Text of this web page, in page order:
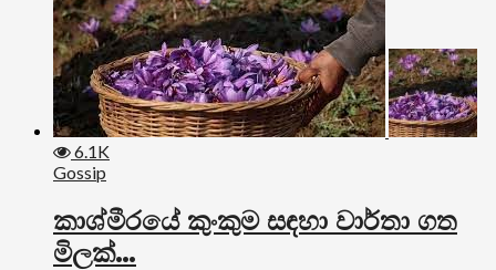
6.1K
Gossip
කාශ්මීරයේ කුංකුම සඳහා වාර්තා ගත
මිලක්…